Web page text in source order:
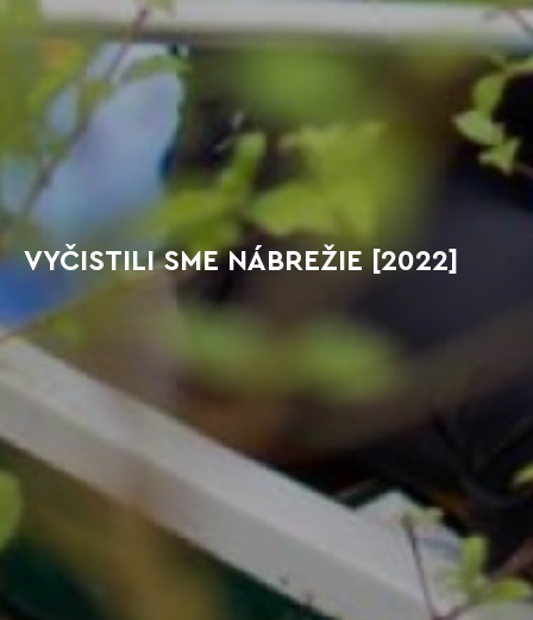
VYČISTILI SME NÁBREŽIE [2022]